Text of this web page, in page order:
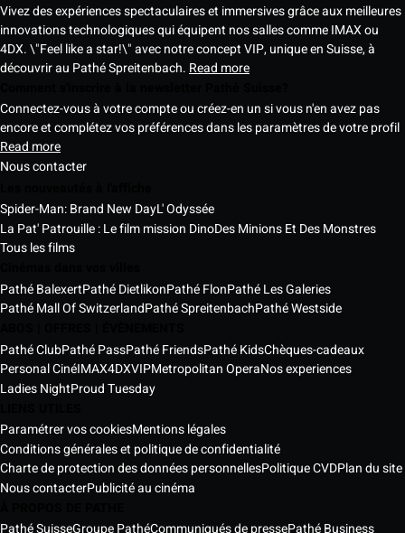
Vivez des expériences spectaculaires et immersives grâce aux meilleures
innovations technologiques qui équipent nos salles comme IMAX ou
4DX. \"Feel like a star!\" avec notre concept VIP, unique en Suisse, à
découvrir au Pathé Spreitenbach. Read more
Connectez-vous à votre compte ou créez-en un si vous n'en avez pas
encore et complétez vos préférences dans les paramètres de votre profil
Read more
Nous contacter
Spider-Man: Brand New DayL' Odyssée
La Pat' Patrouille : Le film mission DinoDes Minions Et Des Monstres
Tous les films
Pathé BalexertPathé DietlikonPathé FlonPathé Les Galeries
Pathé Mall Of SwitzerlandPathé SpreitenbachPathé Westside
Pathé ClubPathé PassPathé FriendsPathé KidsChèques-cadeaux
Personal CinéIMAX4DXVIPMetropolitan OperaNos experiences
Ladies NightProud Tuesday
Paramétrer vos cookiesMentions légales
Conditions générales et politique de confidentialité
Charte de protection des données personnellesPolitique CVDPlan du site
Nous contacterPublicité au cinéma
Pathé SuisseGroupe PathéCommuniqués de pressePathé Business